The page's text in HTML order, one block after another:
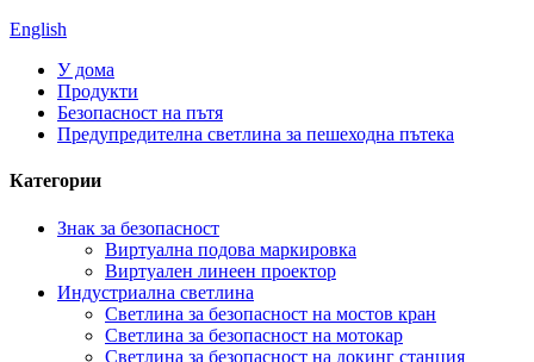
English
У дома
Продукти
Безопасност на пътя
Предупредителна светлина за пешеходна пътека
Категории
Знак за безопасност
Виртуална подова маркировка
Виртуален линеен проектор
Индустриална светлина
Светлина за безопасност на мостов кран
Светлина за безопасност на мотокар
Светлина за безопасност на докинг станция